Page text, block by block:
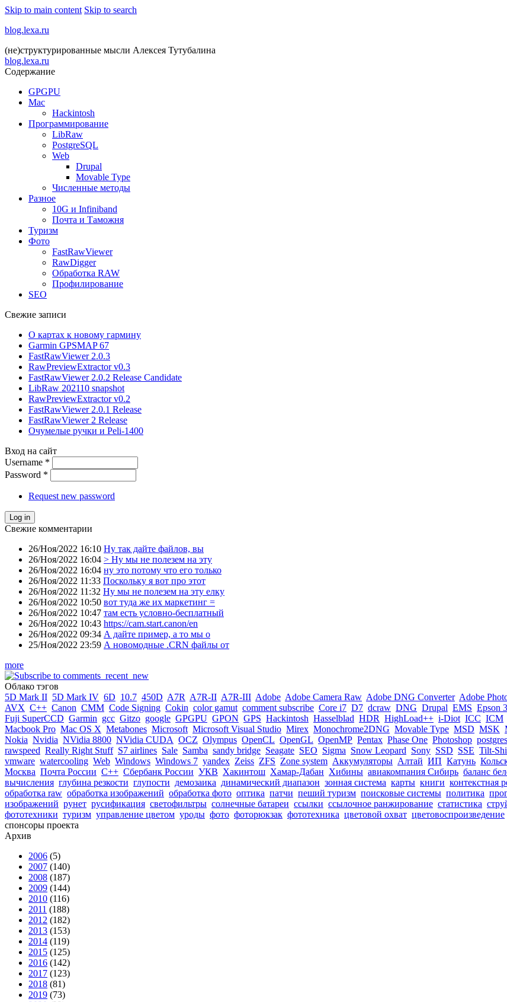
Skip to main content Skip to search
blog.lexa.ru
(не)структурированные мысли Алексея Тутубалина
blog.lexa.ru
Содержание
GPGPU
Mac
Hackintosh
Программирование
LibRaw
PostgreSQL
Web
Drupal
Movable Type
Численные методы
Разное
10G и Infiniband
Почта и Таможня
Туризм
Фото
FastRawViewer
RawDigger
Обработка RAW
Профилирование
SEO
Свежие записи
О картах к новому гармину
Garmin GPSMAP 67
FastRawViewer 2.0.3
RawPreviewExtractor v0.3
FastRawViewer 2.0.2 Release Candidate
LibRaw 202110 snapshot
RawPreviewExtractor v0.2
FastRawViewer 2.0.1 Release
FastRawViewer 2 Release
Очумелые ручки и Peli-1400
Вход на сайт
Username *
Password *
Request new password
Свежие комментарии
26/Ноя/2022 16:10 Ну так дайте файлов, вы
26/Ноя/2022 16:04 > Ну мы не полезем на эту
26/Ноя/2022 16:04 ну это потому что его только
26/Ноя/2022 11:33 Поскольку я вот про этот
26/Ноя/2022 11:32 Ну мы не полезем на эту елку
26/Ноя/2022 10:50 вот туда же их маркетинг =
26/Ноя/2022 10:47 там есть условно-бесплатный
26/Ноя/2022 10:43 https://cam.start.canon/en
26/Ноя/2022 09:34 А дайте пример, а то мы о
25/Ноя/2022 23:59 А новомодные .CRN файлы от
more
Облако тэгов
5D Mark II 5D Mark IV 6D 10.7 450D A7R A7R-II A7R-III Adobe Adobe Camera Raw Adobe DNG Converter Adobe
AVX C++ Canon CMM Code Signing Cokin color gamut comment subscribe Core i7 D7 dcraw DNG Drupal EMS Epson
Fuji SuperCCD Garmin gcc Gitzo google GPGPU GPON GPS Hackintosh Hasselblad HDR HighLoad++ i-Diot ICC ICM
Macbook Pro Mac OS X Metabones Microsoft Microsoft Visual Studio Mirex Monochrome2DNG Movable Type MSD MSK
Nokia Nvidia NVidia 8800 NVidia CUDA OCZ Olympus OpenCL OpenGL OpenMP Pentax Phase One Photoshop
rawspeed Really Right Stuff S7 airlines Sale Samba sandy bridge Seagate SEO Sigma Snow Leopard Sony SSD SSE Tilt-
vmware watercooling Web Windows Windows 7 yandex Zeiss ZFS Zone system Аккумуляторы Алтай ИП Катунь
Москва Почта России С++ Сбербанк России УКВ Хакинтош Хамар-Дабан Хибины авиакомпания Сибирь баланс
вычисления глубина резкости глупости демозаика динамический диапазон зонная система карты книги контекстная
обработка raw обработка изображений обработка фото оптика патчи пеший туризм поисковые системы политика
изображений рунет русификация светофильтры солнечные батареи ссылки ссылочное ранжирование статистика
фототехники туризм управление цветом уроды фото фоторюкзак фототехника цветовой охват цветовоспроизведение
спонсоры проекта
Архив
2006 (5)
2007 (140)
2008 (187)
2009 (144)
2010 (116)
2011 (188)
2012 (182)
2013 (153)
2014 (119)
2015 (125)
2016 (142)
2017 (123)
2018 (81)
2019 (73)